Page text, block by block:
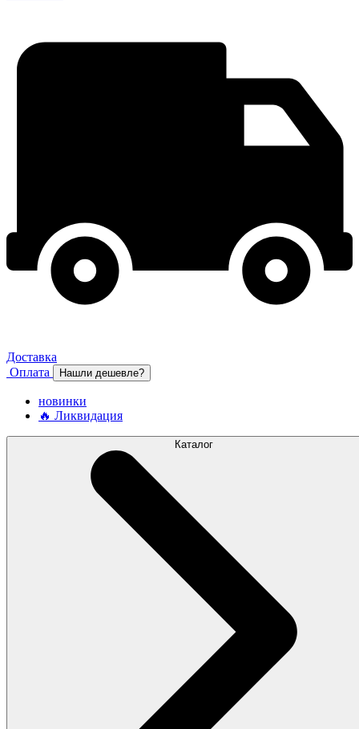
Доставка
Оплата
Нашли дешевле?
новинки
🔥 Ликвидация
Каталог